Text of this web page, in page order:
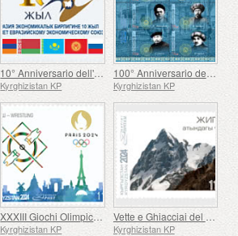
10° Anniversario dell'Unione Economica Eurasiatica
Kyrghizistan KP
100° Anniversario della Fondazione dell'Oblast' Autonoma Kara-Kirghizistan
Kyrghizistan KP
XXXIII Giochi Olimpici di Parigi
Kyrghizistan KP
Vette e Ghiacciai del Kirghizistan
Kyrghizistan KP